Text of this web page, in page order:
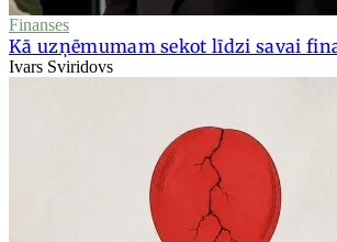
Finanses
Kā uzņēmumam sekot līdzi savai
Ivars Sviridovs